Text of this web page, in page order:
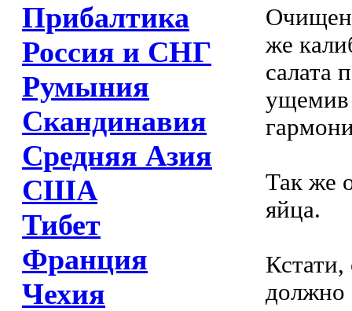
Прибалтика
Россия и СНГ
Румыния
Скандинавия
Средняя Азия
США
Тибет
Франция
Чехия
же
салата
ущемив
Так же
яйца.
должно